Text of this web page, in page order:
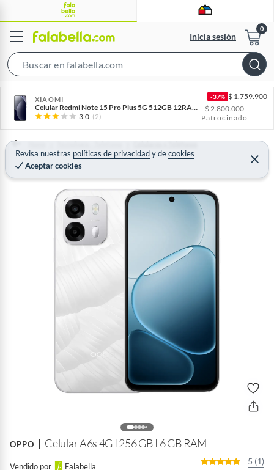
Inicia sesión
h
B
r
XIAOMI
Celular Redmi Note 15 Pro Plus 5G 512GB 12RAM - Negro
3.0 (2)
-37% $ 1.759.900
$2.800.000
Patrocinado
Revisa nuestras políticas de privacidadydecookies
Aceptar cookies
C
e
r
Home Tecnología - Telefonía Celulares y Teléfonos
OPPO Celular A6s 4G I 256 GB I 6 GB RAM
Vendido por Falabella
5 (1)